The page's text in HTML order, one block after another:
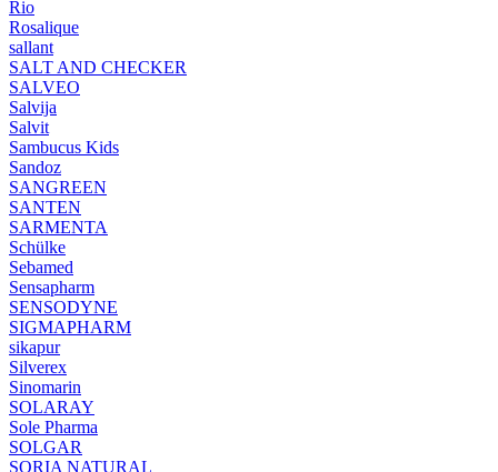
Rio
Rosalique
sallant
SALT AND CHECKER
SALVEO
Salvija
Salvit
Sambucus Kids
Sandoz
SANGREEN
SANTEN
SARMENTA
Schülke
Sebamed
Sensapharm
SENSODYNE
SIGMAPHARM
sikapur
Silverex
Sinomarin
SOLARAY
Sole Pharma
SOLGAR
SORIA NATURAL